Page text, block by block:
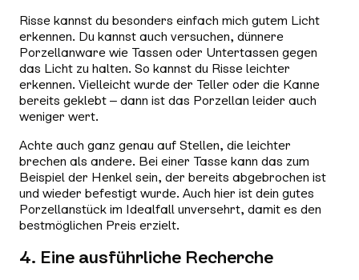
Risse kannst du besonders einfach mich gutem Licht
erkennen. Du kannst auch versuchen, dünnere
Porzellanware wie Tassen oder Untertassen gegen
das Licht zu halten. So kannst du Risse leichter
erkennen. Vielleicht wurde der Teller oder die Kanne
bereits geklebt – dann ist das Porzellan leider auch
weniger wert.
Achte auch ganz genau auf Stellen, die leichter
brechen als andere. Bei einer Tasse kann das zum
Beispiel der Henkel sein, der bereits abgebrochen ist
und wieder befestigt wurde. Auch hier ist dein gutes
Porzellanstück im Idealfall unversehrt, damit es den
bestmöglichen Preis erzielt.
4. Eine ausführliche Recherche